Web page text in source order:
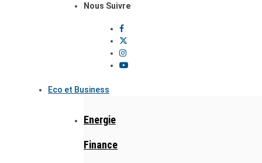
Nous Suivre
Eco et Business
Energie
Finance